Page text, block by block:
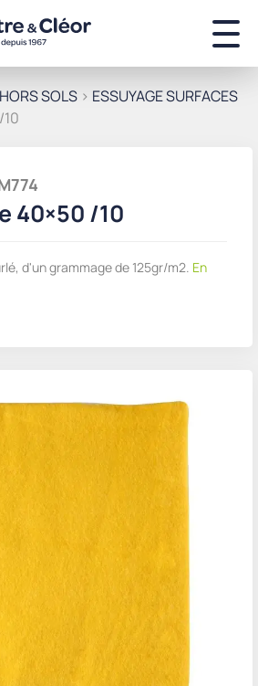
SOLS > ESSUYAGE SURFACES
40×50 /10
d'un grammage de 125gr/m2. En